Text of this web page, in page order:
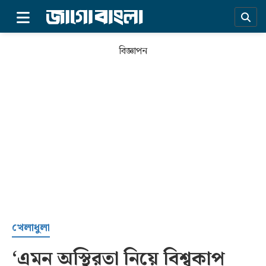
সর্বশেষ
বিজ্ঞাপন
খেলাধুলা
‘এমন অস্থিরতা নিয়ে বিশ্বকাপ